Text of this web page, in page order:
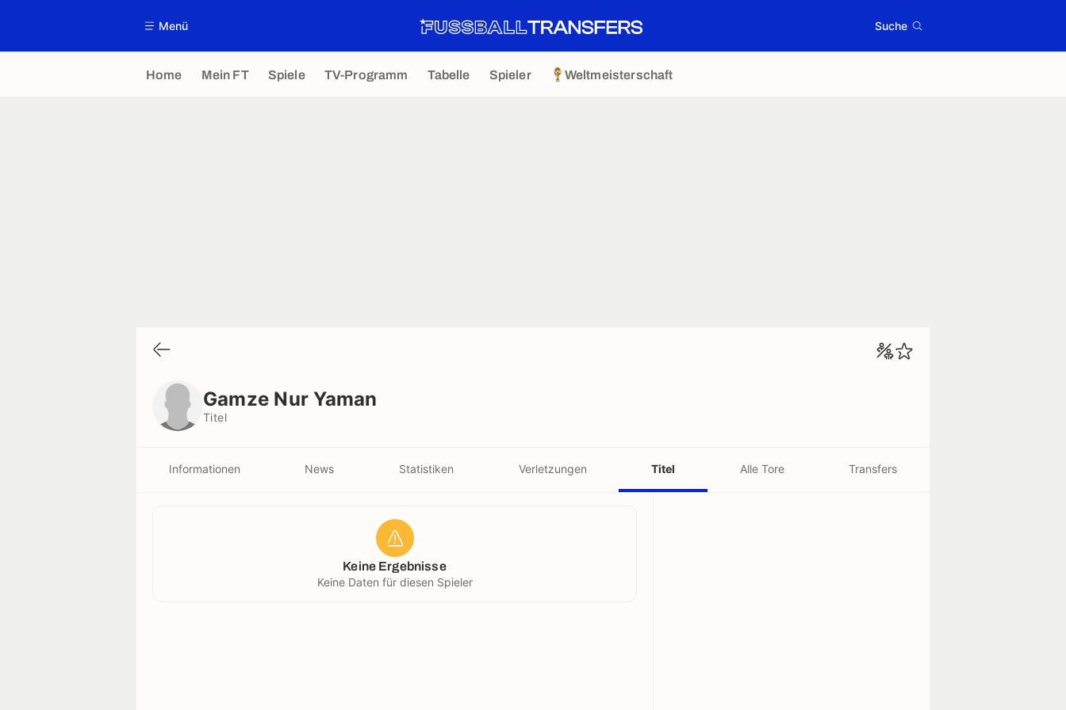
Menü Suche
Home Mein FT Spiele TV-Programm Tabelle Spieler Weltmeisterschaft
Gamze Nur Yaman
Titel
Informationen News Statistiken Verletzungen Titel Alle Tore Transfers
Keine Ergebnisse
Keine Daten für diesen Spieler